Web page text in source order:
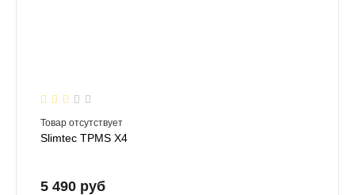
Товар отсутствует
Slimtec TPMS X4
5 490 руб